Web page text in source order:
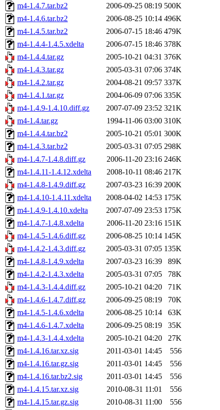
m4-1.4.7.tar.bz2
2006-09-25 08:19 500K
m4-1.4.6.tar.bz2
2006-08-25 10:14 496K
m4-1.4.5.tar.bz2
2006-07-15 18:46 479K
m4-1.4.4-1.4.5.xdelta
2006-07-15 18:46 378K
m4-1.4.4.tar.gz
2005-10-21 04:31 376K
m4-1.4.3.tar.gz
2005-03-31 07:06 374K
m4-1.4.2.tar.gz
2004-08-21 09:57 337K
m4-1.4.1.tar.gz
2004-06-09 07:06 335K
m4-1.4.9-1.4.10.diff.gz
2007-07-09 23:52 321K
m4-1.4.tar.gz
1994-11-06 03:00 310K
m4-1.4.4.tar.bz2
2005-10-21 05:01 300K
m4-1.4.3.tar.bz2
2005-03-31 07:05 298K
m4-1.4.7-1.4.8.diff.gz
2006-11-20 23:16 246K
m4-1.4.11-1.4.12.xdelta
2008-10-11 08:46 217K
m4-1.4.8-1.4.9.diff.gz
2007-03-23 16:39 200K
m4-1.4.10-1.4.11.xdelta
2008-04-02 14:53 175K
m4-1.4.9-1.4.10.xdelta
2007-07-09 23:53 175K
m4-1.4.7-1.4.8.xdelta
2006-11-20 23:16 151K
m4-1.4.5-1.4.6.diff.gz
2006-08-25 10:14 145K
m4-1.4.2-1.4.3.diff.gz
2005-03-31 07:05 135K
m4-1.4.8-1.4.9.xdelta
2007-03-23 16:39
89K
m4-1.4.2-1.4.3.xdelta
2005-03-31 07:05
78K
m4-1.4.3-1.4.4.diff.gz
2005-10-21 04:20
71K
m4-1.4.6-1.4.7.diff.gz
2006-09-25 08:19
70K
m4-1.4.5-1.4.6.xdelta
2006-08-25 10:14
63K
m4-1.4.6-1.4.7.xdelta
2006-09-25 08:19
35K
m4-1.4.3-1.4.4.xdelta
2005-10-21 04:20
27K
m4-1.4.16.tar.xz.sig
2011-03-01 14:45
556
m4-1.4.16.tar.gz.sig
2011-03-01 14:45
556
m4-1.4.16.tar.bz2.sig
2011-03-01 14:45
556
m4-1.4.15.tar.xz.sig
2010-08-31 11:01
556
m4-1.4.15.tar.gz.sig
2010-08-31 11:00
556